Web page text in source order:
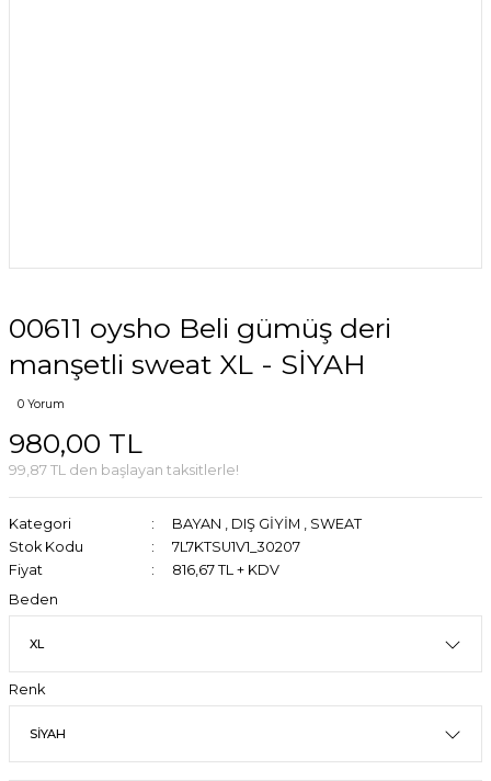
00611 oysho Beli gümüş deri
manşetli sweat XL - SİYAH
0 Yorum
980,00 TL
99,87 TL den başlayan taksitlerle!
Kategori BAYAN , DIŞ GİYİM , SWEAT
Stok Kodu
7L7KTSU1V1_30207
Fiyat
816,67 TL + KDV
Beden
Renk